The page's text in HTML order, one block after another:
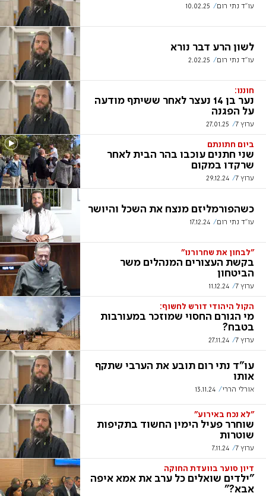
עו"ד נתי רום 10.02.25
לשון הרע דבר נורא
עו"ד נתי רום 2.02.25
חוננו:
נער בן 14 נעצר לאחר ששיתף מודעה
על הפגנה
ערוץ 7 27.01.25
ביום חתונתם
שני חתנים עוכבו בהר הבית לאחר
שרקדו במקום
ערוץ 7 29.12.24
כשהפורמליזם מנצח את השכל והיושר
עו"ד נתי רום 17.12.24
"לבחון את שחרורנו"
בקשת העצורים המנהלים משר
הביטחון
ערוץ 7 11.12.24
הקול היהודי דורש לחשוף:
מי הגורם החסוי שמוזכר במעורבות
בטבח?
ערוץ 7 27.11.24
עו"ד נתי רום תובע את הערבי שתקף
אותו
אורלי הררי 13.11.24
"לא נכח באירוע"
שוחרר פעיל הימין החשוד בתקיפות
שוטרות
ערוץ 7 7.11.24
דיון סוער בוועדת החוקה
"ילדים שואלים כל ערב את אמא איפה
אבא?"